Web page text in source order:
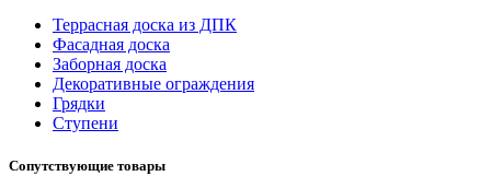
Террасная доска из ДПК
Фасадная доска
Заборная доска
Декоративные ограждения
Грядки
Ступени
Сопутствующие товары